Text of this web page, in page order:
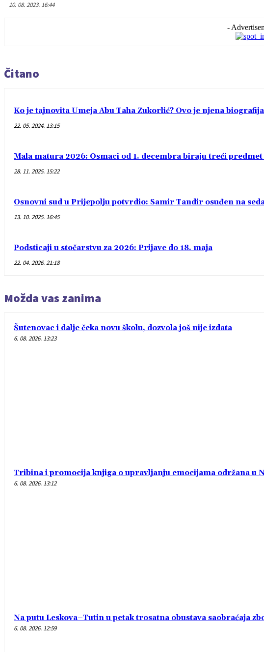
10. 08. 2023. 16:44
-
Čitano
Ko je tajnovita Umeja Abu Taha Zukorlić? Ovo je njena biografija
22. 05. 2024. 13:15
Mala matura 2026: Osmaci od 1. decembra biraju treći
28. 11. 2025. 15:22
Osnovni sud u Prijepolju potvrdio: Samir Tandir osuđen na
13. 10. 2025. 16:45
Podsticaji u stočarstvu za 2026: Prijave do 18. maja
22. 04. 2026. 21:18
Možda vas zanima
Šutenovac i dalje čeka novu školu, dozvola još nije izdata
6. 08. 2026. 13:23
Tribina i promocija knjiga o upravljanju emocijama održana u
6. 08. 2026. 13:12
Na putu Leskova–Tutin u petak trosatna obustava saobraćaja
6. 08. 2026. 12:59